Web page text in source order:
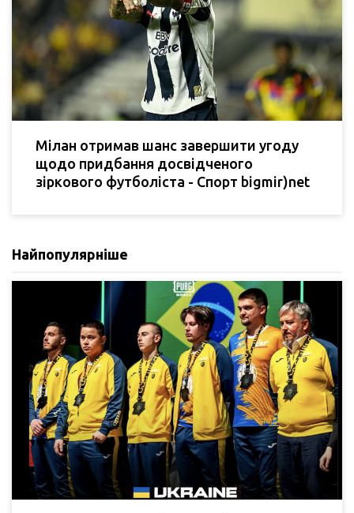
Мілан отримав шанс завершити угоду
щодо придбання досвідченого
зіркового футболіста - Спорт bigmir)net
Найпопулярніше